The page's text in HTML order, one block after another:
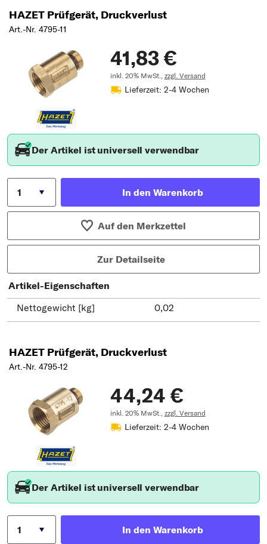
HAZET Prüfgerät, Druckverlust
Art.-Nr. 4795-11
41,83 €
inkl. 20% MwSt., zzgl. Versand
Lieferzeit: 2-4 Wochen
Der Artikel ist universell verwendbar
In den Warenkorb
Auf den Merkzettel
Zur Detailseite
Artikel-Eigenschaften
Nettogewicht [kg]
0,02
HAZET Prüfgerät, Druckverlust
Art.-Nr. 4795-12
44,24 €
inkl. 20% MwSt., zzgl. Versand
Lieferzeit: 2-4 Wochen
Der Artikel ist universell verwendbar
In den Warenkorb